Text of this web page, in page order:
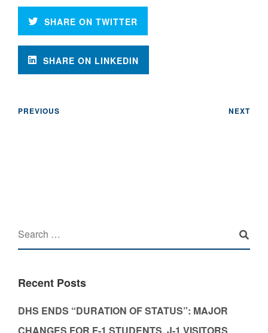
SHARE ON TWITTER
SHARE ON LINKEDIN
PREVIOUS NEXT
Recent Posts
DHS ENDS “DURATION OF STATUS”: MAJOR